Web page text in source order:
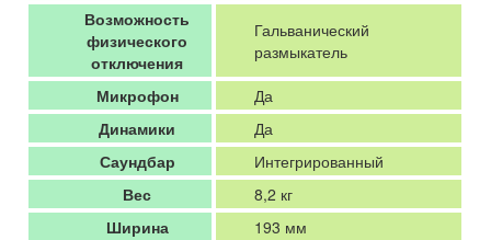
Возможность
физического
отключения
Гальванический
размыкатель
Микрофон
Да
Динамики
Да
Саундбар
Интегрированный
Вес
8,2 кг
Ширина
193 мм